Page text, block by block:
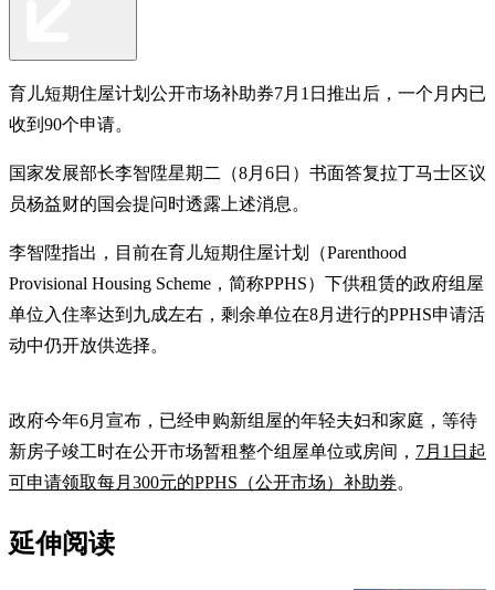
育儿短期住屋计划公开市场补助券7月1日推出后，一个月内已
收到90个申请。
国家发展部长李智陞星期二（8月6日）书面答复拉丁马士区议
员杨益财的国会提问时透露上述消息。
李智陞指出，目前在育儿短期住屋计划（Parenthood
Provisional Housing Scheme，简称PPHS）下供租赁的政府组屋
单位入住率达到九成左右，剩余单位在8月进行的PPHS申请活
动中仍开放供选择。
政府今年6月宣布，已经申购新组屋的年轻夫妇和家庭，等待
新房子竣工时在公开市场暂租整个组屋单位或房间， 7月1日起
可申请领取每月300元的PPHS（公开市场）补助券。
延伸阅读